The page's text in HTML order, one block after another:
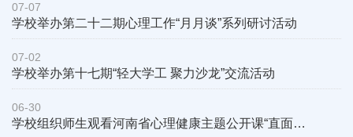
07-07
学校举办第二十二期心理工作“月月谈”系列研讨活动
07-02
学校举办第十七期“轻大学工 聚力沙龙”交流活动
06-30
学校组织师生观看河南省心理健康主题公开课“直面压力·韧性成长...